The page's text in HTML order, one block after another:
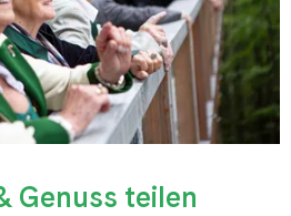
Genuss teilen